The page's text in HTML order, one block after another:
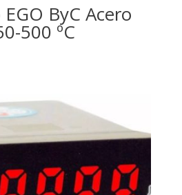
ByC Acero
500 ºC